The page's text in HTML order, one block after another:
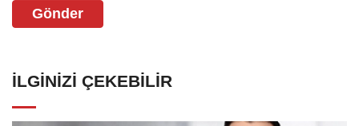
Gönder
İLGINIZI ÇEKEBILIR